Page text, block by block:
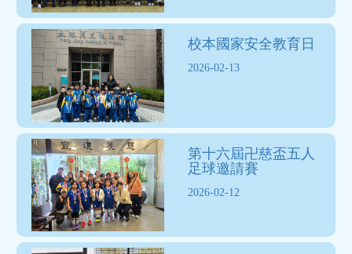
校本國家安全教育日
2026-02-13
第十六屆卍慈盃五人
足球邀請賽
2026-02-12